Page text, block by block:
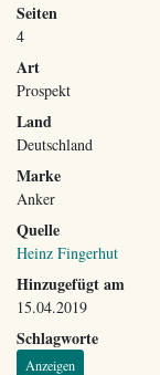
Seiten
4
Art
Prospekt
Land
Deutschland
Marke
Anker
Quelle
Heinz Fingerhut
Hinzugefügt am
15.04.2019
Schlagworte
Anzeigen